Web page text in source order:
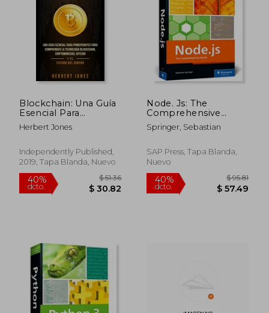
Blockchain: Una Guía
Esencial Para
Principiantes Para
Comprender la
Blockchain,
Criptomonedas,
Dinero
Herbert Jones
Independently Published,
2019, Tapa Blanda, Nuevo
Node. Js: The
Comprehensive
Guide to Server-Side
Javascript
Inglés)
Springer, Sebastian
SAP Press, Tapa Blanda,
Nuevo